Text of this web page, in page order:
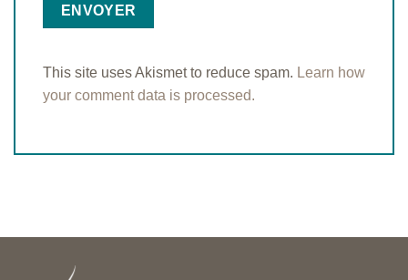
This site uses Akismet to reduce spam. Learn how
your comment data is processed.